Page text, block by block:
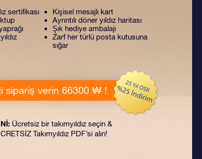
sertifikası
Kişisel mesajlı kart
Ayrıntılı döner yıldız haritası
Şık hediye ambalajı
Zarf her türlü posta kutusuna
sığar
sipariş verin 66300 ₩ !
Ücretsiz bir takımyıldız seçin &
Takımyıldız PDF’si alın!